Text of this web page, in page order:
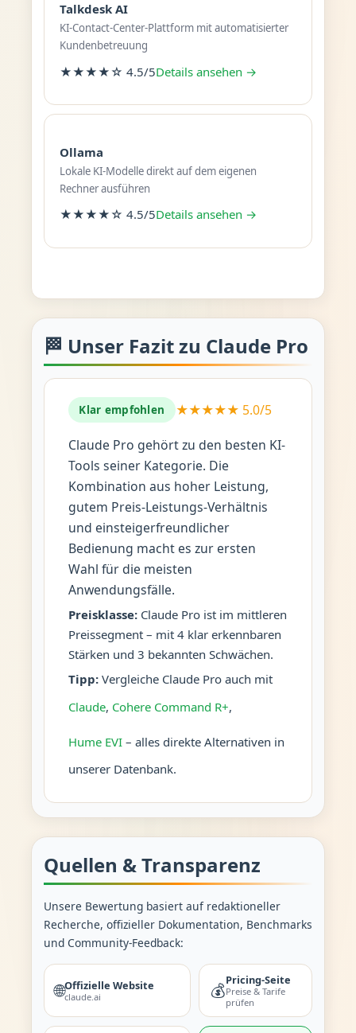
Talkdesk AI
KI-Contact-Center-Plattform mit automatisierter
Kundenbetreuung
★★★★☆ 4.5/5Details ansehen →
Ollama
Lokale KI-Modelle direkt auf dem eigenen
Rechner ausführen
★★★★☆ 4.5/5Details ansehen →
🏁 Unser Fazit zu Claude Pro
Klar empfohlen ★★★★★ 5.0/5
Claude Pro gehört zu den besten KI-
Tools seiner Kategorie. Die
Kombination aus hoher Leistung,
gutem Preis-Leistungs-Verhältnis
und einsteigerfreundlicher
Bedienung macht es zur ersten
Wahl für die meisten
Anwendungsfälle.
Preisklasse:Claude Pro ist im mittleren
Preissegment – mit 4 klar erkennbaren
Stärken und 3 bekannten Schwächen.
Tipp:Vergleiche Claude Pro auch mit
Claude, Cohere Command R+,
Hume EVI– alles direkte Alternativen in
unserer Datenbank.
Quellen & Transparenz
Unsere Bewertung basiert auf redaktioneller
Recherche, offizieller Dokumentation, Benchmarks
und Community-Feedback:
🌐Offizielle Website
claude.ai 💰
Pricing-Seite
Preise & Tarife
prüfen